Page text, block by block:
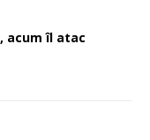
acum îl atac